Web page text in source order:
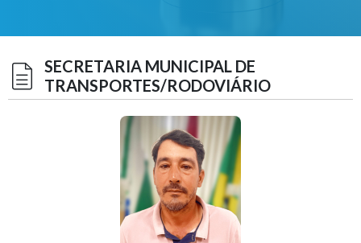
SECRETARIA MUNICIPAL DE
TRANSPORTES/RODOVIÁRIO